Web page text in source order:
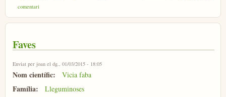
comentari
Faves
Enviat per joan el dg., 01/03/2015 - 18:05
Nom científic: Vicia faba
Família:
Lleguminoses